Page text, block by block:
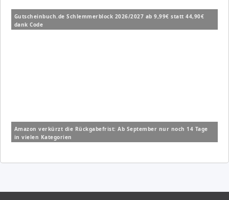
Gutscheinbuch.de Schlemmerblock 2026/2027 ab 9,99€ statt 44,90€
dank Code
Amazon verkürzt die Rückgabefrist: Ab September nur noch 14 Tage
in vielen Kategorien